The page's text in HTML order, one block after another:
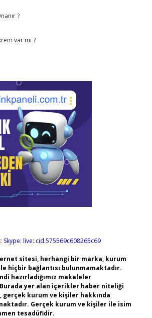
?
var mı ?
Skype: live:.cid.575569c608265c69
sitesi, herhangi bir marka, kurum
hiçbir bağlantısı bulunmamaktadır.
hazırladığımız makaleler
yer alan içerikler haber niteliği
gerçek kurum ve kişiler hakkında
Gerçek kurum ve kişiler ile isim
tesadüfidir.